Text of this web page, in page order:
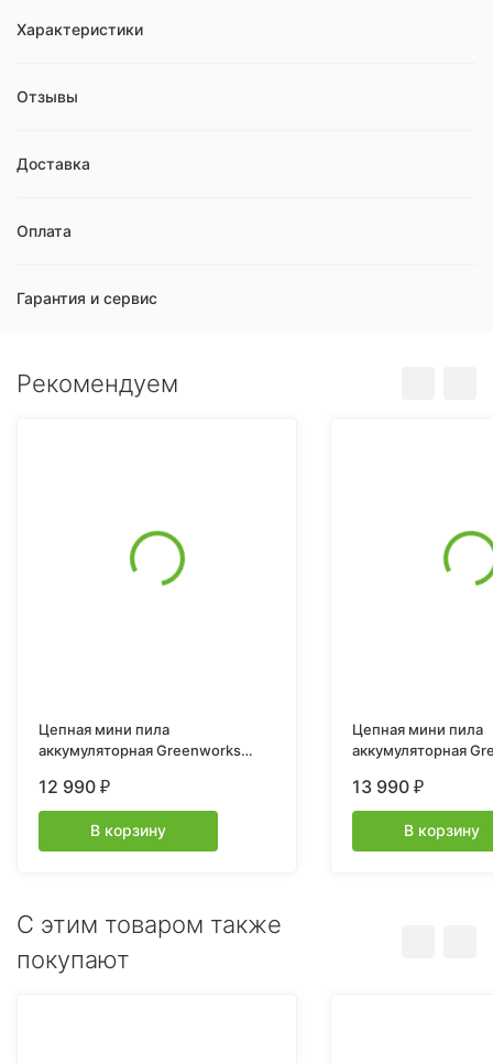
Характеристики
Отзывы
Доставка
Оплата
Гарантия и сервис
Рекомендуем
Цепная мини пила
аккумуляторная Greenworks
ЗУ
12 990 ₽
В корзину
Цепная мини пила
аккумуляторная
бесщеточная, с
смазкой цепи, без
13 990 ₽
В корзину
C этим товаром также
покупают